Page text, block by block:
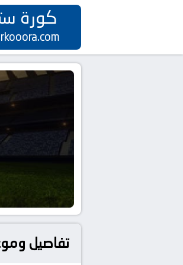
كورة
تفاصيل وموعد مباراة